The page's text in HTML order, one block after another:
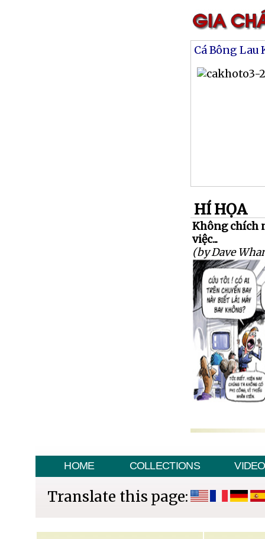
Cá Bông Lau
HÍ HỌA
Không chích
việc...
(by Dave
HOME COLLECTIONS VIDEO
Translate this page: